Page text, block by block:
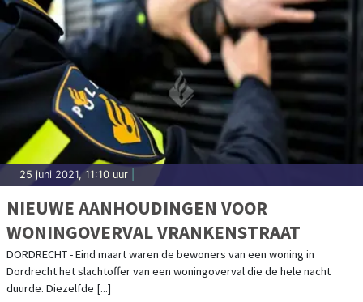
25 juni 2021, 11:10 uur
NIEUWE AANHOUDINGEN VOOR
WONINGOVERVAL VRANKENSTRAAT
DORDRECHT - Eind maart waren de bewoners van een woning in
Dordrecht het slachtoffer van een woningoverval die de hele nacht
duurde. Diezelfde [...]